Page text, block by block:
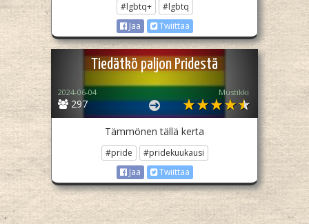
#lgbtq+
#lgbtq
Jaa
Twiittaa
Tiedätkö paljon Pridestä
297
2024-06-04 Mustikki
Tämmönen tällä kerta
#pride
#pridekuukausi
Jaa
Twiittaa